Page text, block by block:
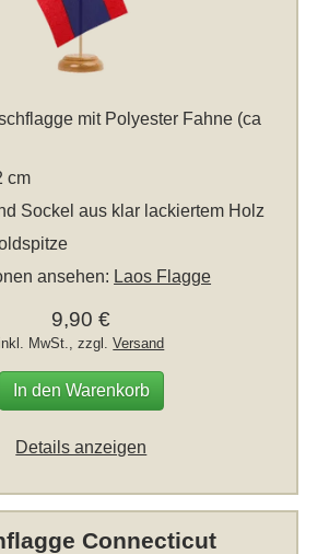
mit Polyester Fahne (ca
cm
Sockel aus klar lackiertem Holz
ansehen: Laos Flagge
9,90 €
inkl. MwSt., zzgl.Versand
In den Warenkorb
Details anzeigen
Connecticut